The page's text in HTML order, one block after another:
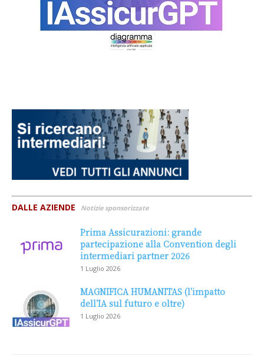
DALLE AZIENDE Notizie sponsorizzate
Prima Assicurazioni: grande
partecipazione alla Convention degli
intermediari partner 2026
1 Luglio 2026
MAGNIFICA HUMANITAS (l’impatto
dell’IA sul futuro e oltre)
1 Luglio 2026